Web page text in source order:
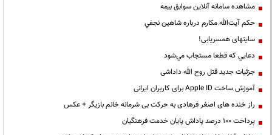
مشاهده سامانه آنلاين سوابق بیمه
حكم آيت‌الله مكارم درباره شاهين نجفي
سایتهای همسریابی!
دعايي كه قطعا مستجاب مي‌شود
جزئیات جدید قتل روح الله داداشی
آموزش ساخت Apple ID برای کاربران ایرانی
راز خنده های اصغر فرهادی به حرکت بی شرمانه خانم بازیگر + عکس
پرداخت ۱۰۰ درصد پاداش پایان خدمت فرهنگیان